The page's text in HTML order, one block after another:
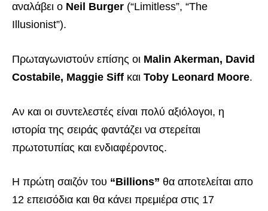
αναλάβει ο Neil Burger (“Limitless”, “The
Illusionist”).
Πρωταγωνιστούν επίσης οι Malin Akerman, David
Costabile, Maggie Siff και Toby Leonard Moore.
Αν και οι συντελεστές είναι πολύ αξιόλογοι, η
ιστορία της σειράς φαντάζει να στερείται
πρωτοτυπίας και ενδιαφέροντος.
Η πρώτη σαιζόν του “Billions” θα αποτελείται απο
12 επεισόδια και θα κάνει πρεμιέρα στις 17